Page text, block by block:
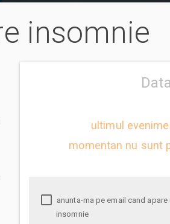
insomnie
ultimul
momentan nu sunt
insomnie